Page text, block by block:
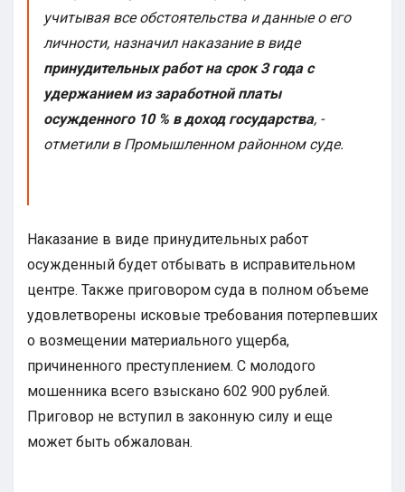
учитывая все обстоятельства и данные о его
личности, назначил наказание в виде
принудительных работ на срок 3 года с
удержанием из заработной платы
осужденного 10 % в доход государства, -
отметили в Промышленном районном суде.
Наказание в виде принудительных работ
осужденный будет отбывать в исправительном
центре. Также приговором суда в полном объеме
удовлетворены исковые требования потерпевших
о возмещении материального ущерба,
причиненного преступлением. С молодого
мошенника всего взыскано 602 900 рублей.
Приговор не вступил в законную силу и еще
может быть обжалован.